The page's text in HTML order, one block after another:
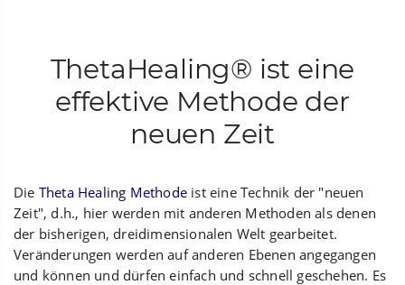
ThetaHealing® ist eine
effektive Methode der
neuen Zeit
Die Theta Healing Methode ist eine Technik der "neuen
Zeit", d.h., hier werden mit anderen Methoden als denen
der bisherigen, dreidimensionalen Welt gearbeitet.
Veränderungen werden auf anderen Ebenen angegangen
und können und dürfen einfach und schnell geschehen. Es